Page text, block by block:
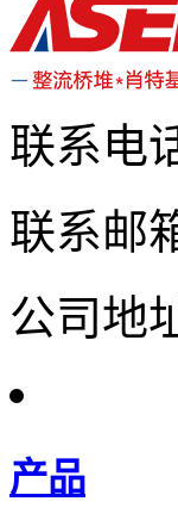
联系电
联系邮
公司地
产品